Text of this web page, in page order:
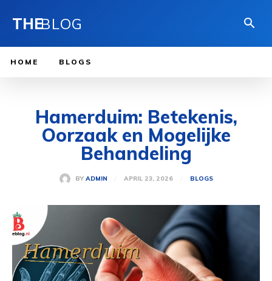
THEBLOG
HOME BLOGS
Hamerduim: Betekenis,
Oorzaak en Mogelijke
Behandeling
BY ADMIN APRIL 23, 2026 BLOGS